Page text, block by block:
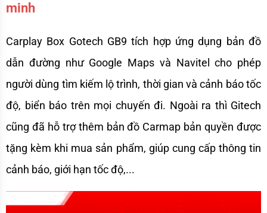
minh
Carplay Box Gotech GB9 tích hợp ứng dụng bản đồ
dẫn đường như Google Maps và Navitel cho phép
người dùng tìm kiếm lộ trình, thời gian và cảnh báo tốc
độ, biển báo trên mọi chuyến đi. Ngoài ra thì Gitech
cũng đã hỗ trợ thêm bản đồ Carmap bản quyền được
tặng kèm khi mua sản phẩm, giúp cung cấp thông tin
cảnh báo, giới hạn tốc độ,...